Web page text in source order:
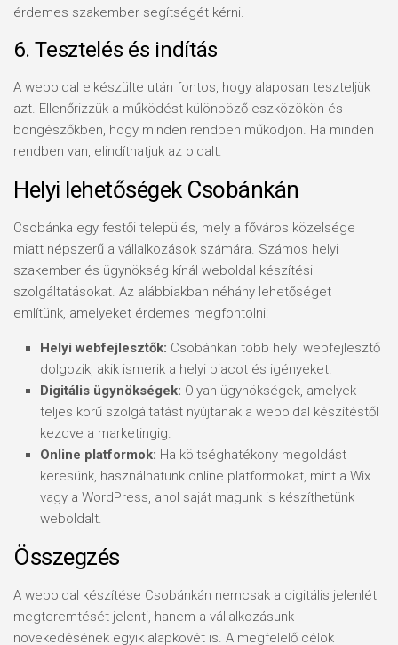
érdemes szakember segítségét kérni.
6. Tesztelés és indítás
A weboldal elkészülte után fontos, hogy alaposan teszteljük
azt. Ellenőrizzük a működést különböző eszközökön és
böngészőkben, hogy minden rendben működjön. Ha minden
rendben van, elindíthatjuk az oldalt.
Helyi lehetőségek Csobánkán
Csobánka egy festői település, mely a főváros közelsége
miatt népszerű a vállalkozások számára. Számos helyi
szakember és ügynökség kínál weboldal készítési
szolgáltatásokat. Az alábbiakban néhány lehetőséget
említünk, amelyeket érdemes megfontolni:
Helyi webfejlesztők: Csobánkán több helyi webfejlesztő
dolgozik, akik ismerik a helyi piacot és igényeket.
Digitális ügynökségek: Olyan ügynökségek, amelyek
teljes körű szolgáltatást nyújtanak a weboldal készítéstől
kezdve a marketingig.
Online platformok: Ha költséghatékony megoldást
keresünk, használhatunk online platformokat, mint a Wix
vagy a WordPress, ahol saját magunk is készíthetünk
weboldalt.
Összegzés
A weboldal készítése Csobánkán nemcsak a digitális jelenlét
megteremtését jelenti, hanem a vállalkozásunk
növekedésének egyik alapkövét is. A megfelelő célok